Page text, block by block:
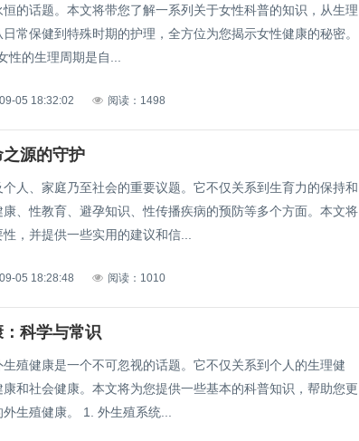
的话题。本文将带您了解一系列关于女性科普的知识，从生理
常保健到特殊时期的护理，全方位为您揭示女性健康的秘密。
生理周期与健康 女性的生理周期是自...
05 18:32:02 阅读：1498
源的守护
人、家庭乃至社会的重要议题。它不仅关系到生育力的保持和
、性教育、避孕知识、性传播疾病的预防等多个方面。本文将
，并提供一些实用的建议和信...
05 18:28:48 阅读：1010
科学与常识
殖健康是一个不可忽视的话题。它不仅关系到个人的生理健
和社会健康。本文将为您提供一些基本的科普知识，帮助您更
生殖健康。 1. 外生殖系统...